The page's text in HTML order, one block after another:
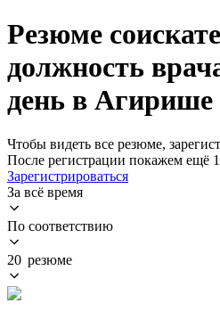
Резюме
должность
день в Агирише
Чтобы видеть все резюме,
После регистрации покажем ещё
Зарегистрироваться
За всё время
По соответствию
20 резюме